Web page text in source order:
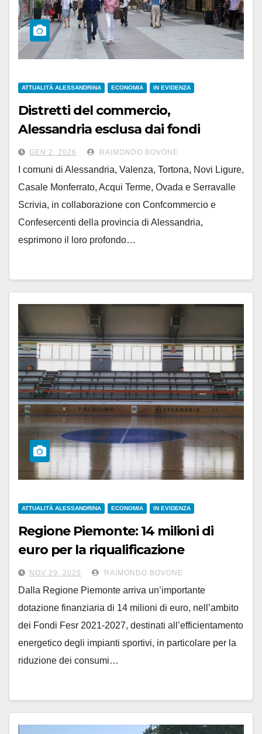
ATTUALITÀ ALESSANDRINA ECONOMIA IN EVIDENZA
Distretti del commercio,
Alessandria esclusa dai fondi
regionali: la protesta di comuni e
commercianti
GEN 2, 2026 RAIMONDO BOVONE
I comuni di Alessandria, Valenza, Tortona, Novi Ligure,
Casale Monferrato, Acqui Terme, Ovada e Serravalle
Scrivia, in collaborazione con Confcommercio e
Confesercenti della provincia di Alessandria,
esprimono il loro profondo…
ATTUALITÀ ALESSANDRINA ECONOMIA IN EVIDENZA
Regione Piemonte: 14 milioni di
euro per la riqualificazione
energetica degli impianti sportivi
NOV 29, 2025 RAIMONDO BOVONE
Dalla Regione Piemonte arriva un’importante
dotazione finanziaria di 14 milioni di euro, nell’ambito
dei Fondi Fesr 2021-2027, destinati all’efficientamento
energetico degli impianti sportivi, in particolare per la
riduzione dei consumi…